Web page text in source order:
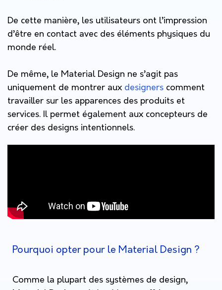
De cette manière, les utilisateurs ont l’impression
d’être en contact avec des éléments physiques du
monde réel.
De même, le Material Design ne s’agit pas
uniquement de montrer aux designers comment
travailler sur les apparences des produits et
services. Il permet également aux concepteurs de
créer des designs intentionnels.
Pourquoi opter pour le Material Design ?
Comme la plupart des systèmes de design,